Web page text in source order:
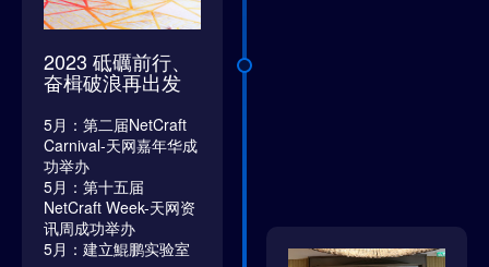
2023 砥礪前行、
奋楫破浪再出发
5月：第二届NetCraft
Carnival-天网嘉年华成
功举办
5月：第十五届
NetCraft Week-天网资
讯周成功举办
5月：建立鯤鹏实验室